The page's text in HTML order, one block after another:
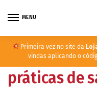
MENU
Primeira vez no site da
vindas aplicando o
práticas de